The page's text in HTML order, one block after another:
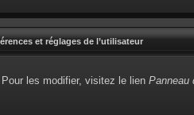
et réglages de l’utilisateur
les modifier, visitez le lien Panneau